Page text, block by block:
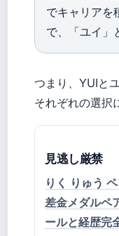
でキャリアを
で、「ユイ」
つまり、YUIと
それぞれの選択
見逃し厳禁
りく りゅう
差金メダルペ
ールと経歴完